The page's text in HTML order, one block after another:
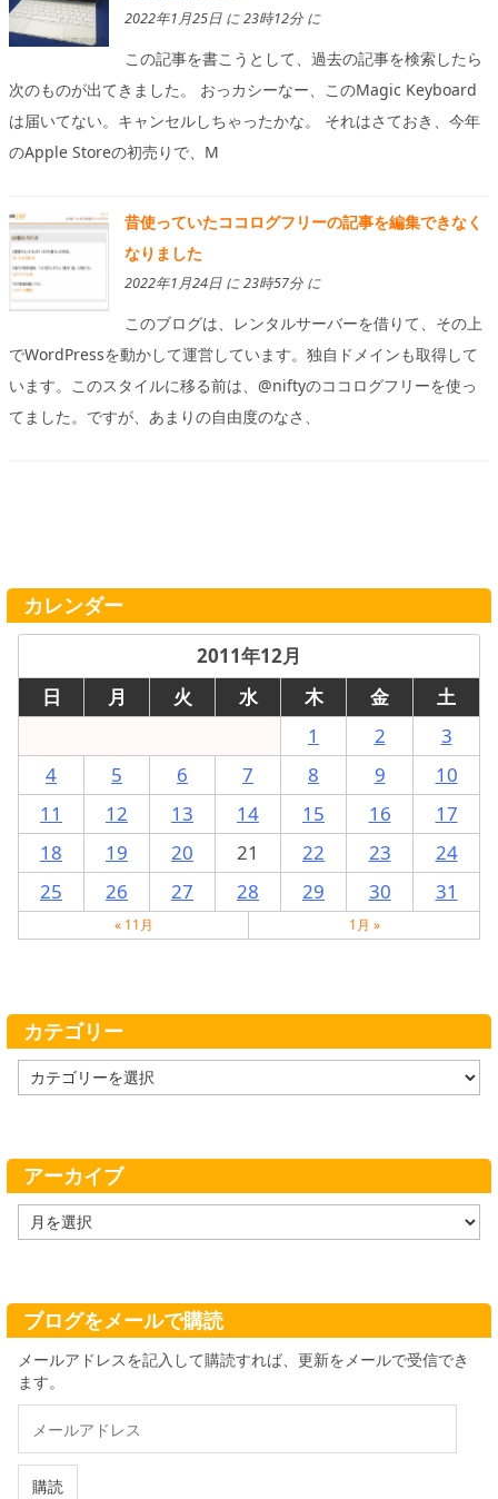
2022年1月25日 に 23時12分 に
この記事を書こうとして、過去の記事を検索したら
次のものが出てきました。 おっカシーなー、このMagic Keyboard
は届いてない。キャンセルしちゃったかな。 それはさておき、今年
のApple Storeの初売りで、M
昔使っていたココログフリーの記事を編集できなく
なりました
2022年1月24日 に 23時57分 に
このブログは、レンタルサーバーを借りて、その上
でWordPressを動かして運営しています。独自ドメインも取得して
います。このスタイルに移る前は、@niftyのココログフリーを使っ
てました。ですが、あまりの自由度のなさ、
カレンダー
2011年12月
日
月 火 水 木 金
土
1
2
3
4
5 6 7 8 9
10
11
12 13 14 15 16
17
18
19 20 21 22 23
24
25
26 27 28 29 30 31
« 11月 1月 »
カテゴリー
テ
ー
アーカイブ
ー
ブ
ブログをメールで購読
メールアドレスを記入して購読すれば、更新をメールで受信でき
ます。
ル
購読